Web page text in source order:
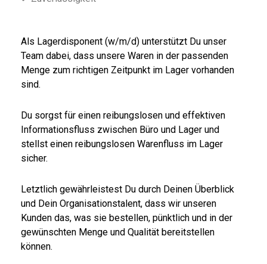
Als Lagerdisponent (w/m/d) unterstützt Du unser
Team dabei, dass unsere Waren in der passenden
Menge zum richtigen Zeitpunkt im Lager vorhanden
sind.
Du sorgst für einen reibungslosen und effektiven
Informationsfluss zwischen Büro und Lager und
stellst einen reibungslosen Warenfluss im Lager
sicher.
Letztlich gewährleistest Du durch Deinen Überblick
und Dein Organisationstalent, dass wir unseren
Kunden das, was sie bestellen, pünktlich und in der
gewünschten Menge und Qualität bereitstellen
können.